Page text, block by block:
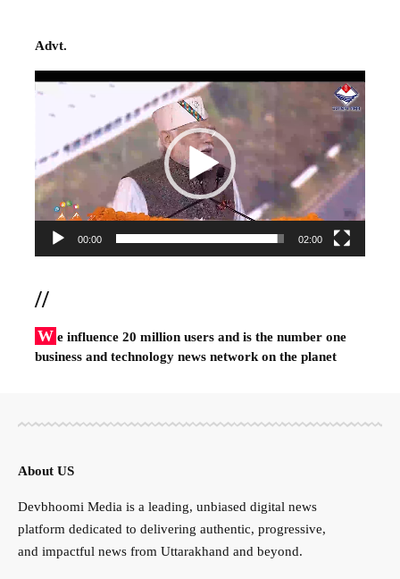
Advt.
Video
00:00 02:00
//
W e influence 20 million users and is the number one
business and technology news network on the planet
About US
Devbhoomi Media is a leading, unbiased digital news
platform dedicated to delivering authentic, progressive,
and impactful news from Uttarakhand and beyond.